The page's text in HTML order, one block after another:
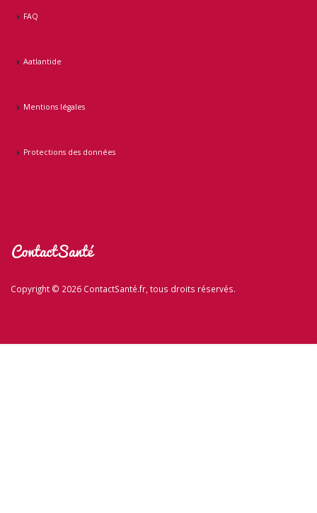
FAQ
Aatlantide
Mentions légales
Protections des données
Copyright © 2026 ContactSanté.fr, tous droits réservés.